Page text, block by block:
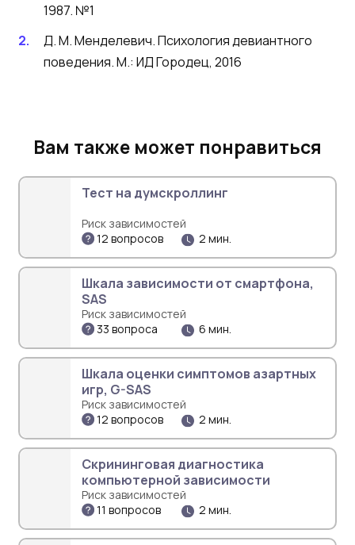
1987. №1
Д. М. Менделевич. Психология девиантного
поведения. М.: ИД Городец, 2016
Вам также может понравиться
Тест на думскроллинг
Риск зависимостей
12 вопросов
2 мин.
Шкала зависимости от смартфона,
SAS
Риск зависимостей
33 вопроса
6 мин.
Шкала оценки симптомов азартных
игр, G-SAS
Риск зависимостей
12 вопросов
2 мин.
Скрининговая диагностика
компьютерной зависимости
Риск зависимостей
11 вопросов
2 мин.